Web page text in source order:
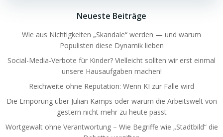
Neueste Beiträge
Wie aus Nichtigkeiten „Skandale“ werden — und warum
Populisten diese Dynamik lieben
Social-Media-Verbote für Kinder? Vielleicht sollten wir erst einmal
unsere Hausaufgaben machen!
Reichweite ohne Reputation: Wenn KI zur Falle wird
Die Empörung über Julian Kamps oder warum die Arbeitswelt von
gestern nicht mehr zu heute passt
Wortgewalt ohne Verantwortung – Wie Begriffe wie „Stadtbild“ die